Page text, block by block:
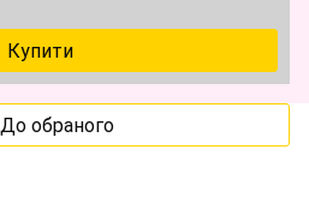
Купити
До обраного